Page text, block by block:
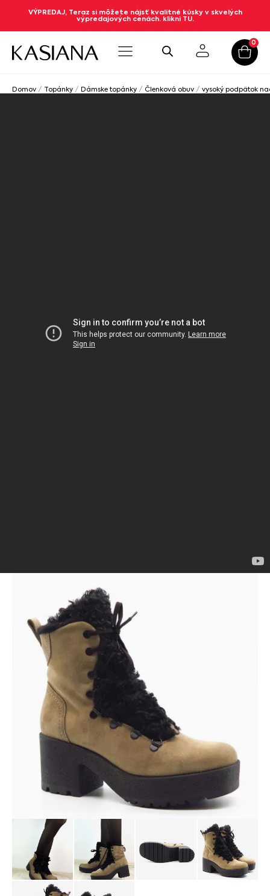
VÝPREDAJ, Teraz si môžete nájsť kvalitné kúsky v skvelých
výpredajových cenách. klikni TU.
0
Domov / Topánky / Dámske topánky / Členková obuv / vysoký podpätok